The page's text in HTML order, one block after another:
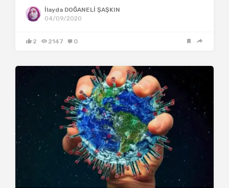
İlayda DOĞANELİ ŞAŞKIN
04/09/2020
2 2147 0